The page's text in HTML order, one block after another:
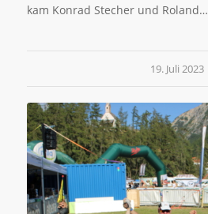
kam Konrad Stecher und Roland…
19. Juli 2023